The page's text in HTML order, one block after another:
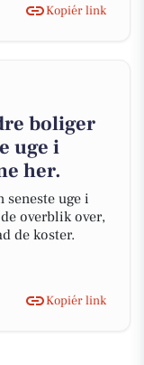
Kopiér link
boliger
uge i
her.
uge i
overblik over,
de koster.
Kopiér link